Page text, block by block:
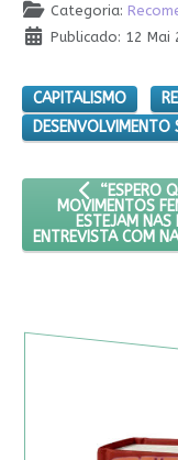
Categoria:
Publicado: 12 Mai
CAPITALISMO
DESENVOLVIMENTO
ARTIGO
“ESPERO
MOVIMENTOS
ESTEJAM NAS
ENTREVISTA COM